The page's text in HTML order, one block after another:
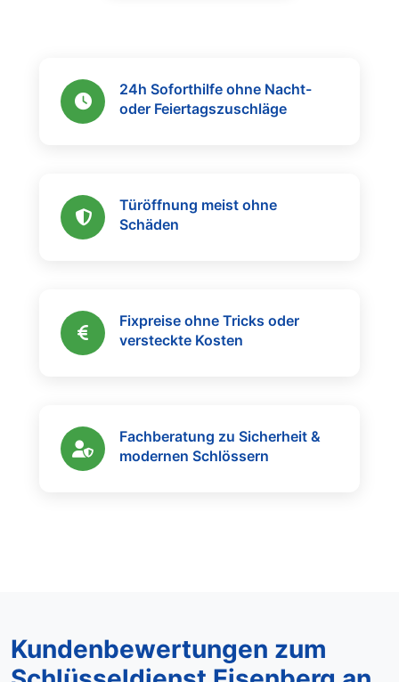
24h Soforthilfe ohne Nacht-
oder Feiertagszuschläge
Türöffnung meist ohne
Schäden
Fixpreise ohne Tricks oder
versteckte Kosten
Fachberatung zu Sicherheit &
modernen Schlössern
Kundenbewertungen zum